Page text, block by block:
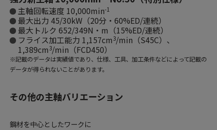
主軸回転速度 10,000min-1
最大出力 45/30kW（20分・60%ED/連続）
最大トルク 652/349N・m（15%ED/連続）
フライス加工能力 1,157cm3/min（S45C）、
1,389cm3/min（FCD450）
※記載のデータは実績値であり、仕様、工具、加工条件などによって記載の
データが得られないことがあります。
その他の主軸バリエーション
鋼材を中心としたワークに